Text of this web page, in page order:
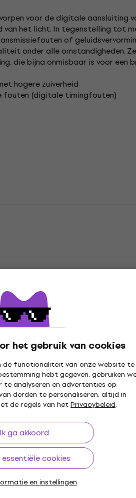
het gebruik van cookies
de functionaliteit van onze website te
hebt gegeven, gebruiken
te analyseren en advertenties op
derden te personaliseren, altijd in
de regels van hetPrivacybeleid.
Ik ga akkoord
essentiële cookies
en instellingen
voor de digitale aansluiting
van het licht. In tegenstelling tot
of
onder alle omstandigheden.
die bijna onmisbaar is voor een
hogere zuiverheid
fouten (digitale timingfouten)
Type B connector